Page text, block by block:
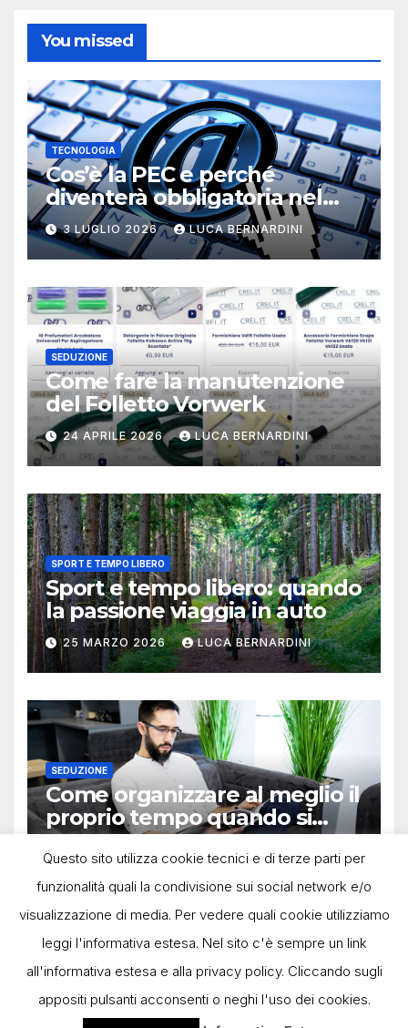
You missed
TECNOLOGIA
Cos’è la PEC e perché
diventerà obbligatoria nel
2026?
3 LUGLIO 2026 LUCA BERNARDINI
SEDUZIONE
Come fare la manutenzione
del Folletto Vorwerk
24 APRILE 2026 LUCA BERNARDINI
SPORT E TEMPO LIBERO
Sport e tempo libero: quando
la passione viaggia in auto
25 MARZO 2026 LUCA BERNARDINI
SEDUZIONE
Come organizzare al meglio il
proprio tempo quando si
lavora in autonomia
Powered by Deegita.com | Privacy Policy
Questo sito utilizza cookie tecnici e di terze parti per
funzionalità quali la condivisione sui social network e/o
visualizzazione di media. Per vedere quali cookie utilizziamo
leggi l'informativa estesa. Nel sito c'è sempre un link
all'informativa estesa e alla privacy policy. Cliccando sugli
appositi pulsanti acconsenti o neghi l'uso dei cookies.